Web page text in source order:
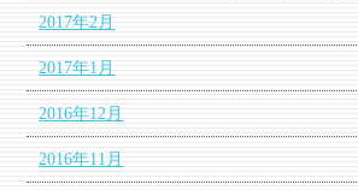
2017年2月
2017年1月
2016年12月
2016年11月